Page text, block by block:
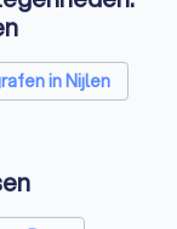
in Nijlen